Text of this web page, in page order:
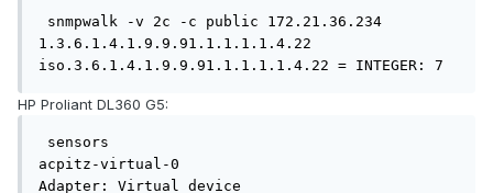
1.3.6.1.4.1.9.9.91.1.1.1.1.4.22
iso.3.6.1.4.1.9.9.91.1.1.1.1.4.22 = INTEGER: 7
HP Proliant DL360 G5:
acpitz-virtual-0
Adapter: Virtual device